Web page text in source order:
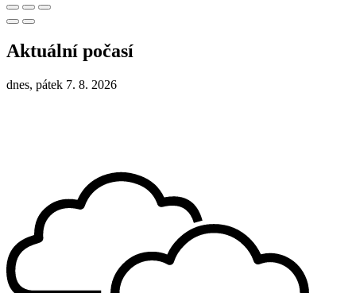
Aktuální počasí
dnes, pátek 7. 8. 2026